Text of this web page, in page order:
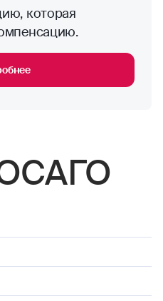
которая